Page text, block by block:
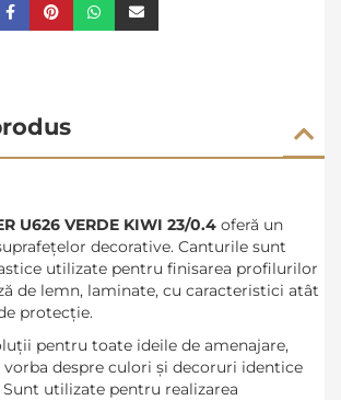
U626 VERDE KIWI 23/0.4 oferă un
decorative. Canturile sunt
utilizate pentru finisarea profilurilor
de lemn, laminate, cu caracteristici atât
protecţie.
pentru toate ideile de amenajare,
despre culori și decoruri identice
utilizate pentru realizarea